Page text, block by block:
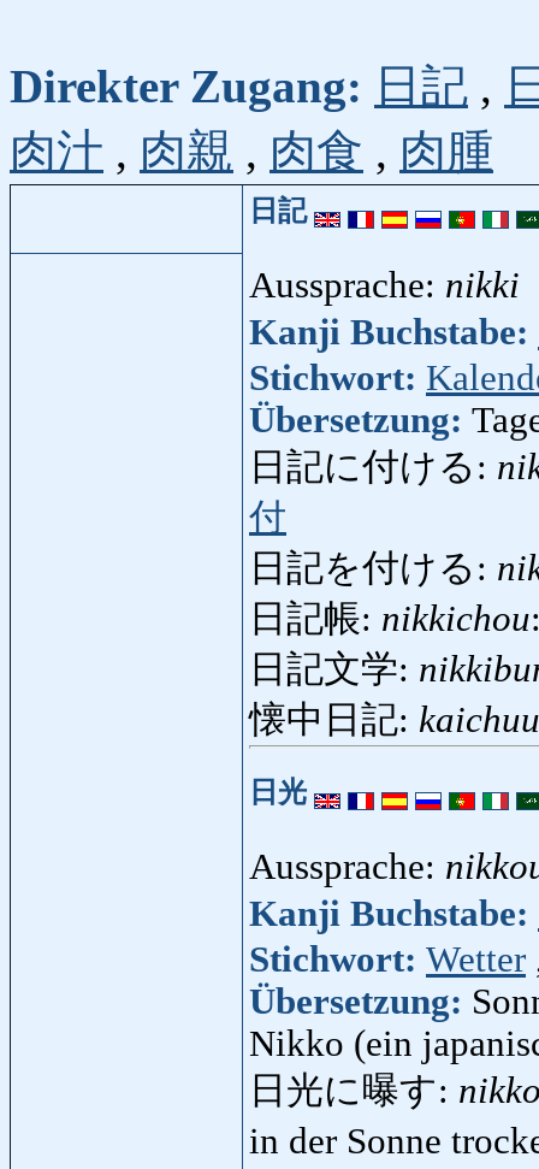
Direkter Zugang: 日記 ,
肉汁 , 肉親 , 肉食 , 肉腫
日記
Aussprache: nikki
Kanji Buchstabe:
Stichwort:
Übersetzung:
日記に付ける:
付
日記を付ける:
日記帳: nikkichou
日記文学:
懐中日記:
日光
Aussprache:
Kanji Buchstabe:
Stichwort: Wetter
Übersetzung:
Nikko (ein
日光に曝す:
in der Sonne